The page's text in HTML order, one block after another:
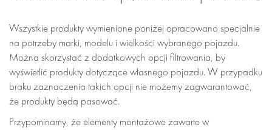
Wszystkie produkty wymienione poniżej opracowano specjalnie
na potrzeby marki, modelu i wielkości wybranego pojazdu.
Można skorzystać z dodatkowych opcji filtrowania, by
wyświetlić produkty dotyczące własnego pojazdu. W przypadku
braku zaznaczenia takich opcji nie możemy zagwarantować,
że produkty będą pasować.
Przypominamy, że elementy montażowe zawarte w